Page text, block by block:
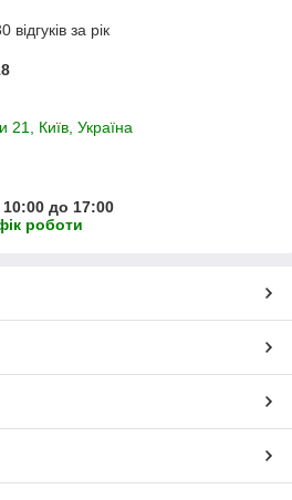
за рік
Київ, Україна
до 17:00
роботи